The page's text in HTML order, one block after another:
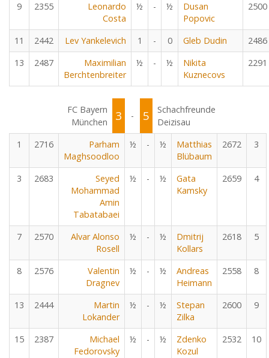
9 2355
Leonardo
Costa
½ - ½
Dusan
Popovic
2500
11 2442 Lev Yankelevich 1 - 0 Gleb Dudin
2486
13
2487
Maximilian
Berchtenbreiter
½ - ½
Nikita
Kuznecovs
2291
FC Bayern
München
3 - 5
Schachfreunde
Deizisau
1
2716
Parham
Maghsoodloo
½ - ½
Matthias
Blübaum
2672 3
3 2683
Seyed
Mohammad
Amin
Tabatabaei
½ - ½
Gata
Kamsky
2659 4
7 2570
Alvar Alonso
Rosell
½ - ½
Dmitrij
Kollars
2618 5
8 2576
Valentin
Dragnev
½ - ½
Andreas
Heimann
2558 8
13 2444
Martin
Lokander
½ - ½
Stepan
Zilka
2600 9
15 2387
Michael
Fedorovsky
½ - ½
Zdenko
Kozul
2532 10